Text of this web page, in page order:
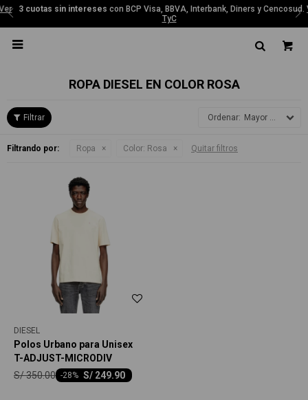
3 cuotas sin interesescon BCP Visa, BBVA, Interbank, Diners y Cencosud.Ver

ROPA DIESEL EN COLOR ROSA
Mayor precio
Filtrando por: Ropa Color: Rosa Quitar filtros
DIESEL
Polos Urbano para Unisex
T-ADJUST-MICRODIV
S/ 249.90
-28
S/350.00